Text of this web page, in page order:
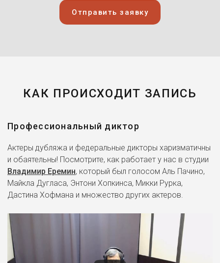
Отправить заявку
КАК ПРОИСХОДИТ ЗАПИСЬ
Профессиональный диктор
Актеры дубляжа и федеральные дикторы харизматичны
и обаятельны! Посмотрите, как работает у нас в студии
Владимир Еремин, который был голосом Аль Пачино,
Майкла Дугласа, Энтони Хопкинса, Микки Рурка,
Дастина Хофмана и множество других актеров.